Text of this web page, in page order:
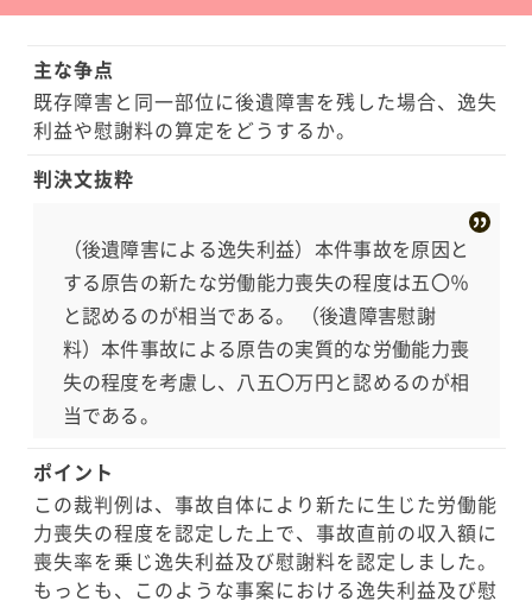
主な争点
既存障害と同一部位に後遺障害を残した場合、逸失
利益や慰謝料の算定をどうするか。
判決文抜粋
（後遺障害による逸失利益）本件事故を原因と
する原告の新たな労働能力喪失の程度は五〇％
と認めるのが相当である。 （後遺障害慰謝
料）本件事故による原告の実質的な労働能力喪
失の程度を考慮し、八五〇万円と認めるのが相
当である。
ポイント
この裁判例は、事故自体により新たに生じた労働能
力喪失の程度を認定した上で、事故直前の収入額に
喪失率を乗じ逸失利益及び慰謝料を認定しました。
もっとも、このような事案における逸失利益及び慰